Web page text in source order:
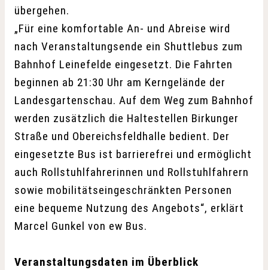
übergehen.
„Für eine komfortable An- und Abreise wird
nach Veranstaltungsende ein Shuttlebus zum
Bahnhof Leinefelde eingesetzt. Die Fahrten
beginnen ab 21:30 Uhr am Kerngelände der
Landesgartenschau. Auf dem Weg zum Bahnhof
werden zusätzlich die Haltestellen Birkunger
Straße und Obereichsfeldhalle bedient. Der
eingesetzte Bus ist barrierefrei und ermöglicht
auch Rollstuhlfahrerinnen und Rollstuhlfahrern
sowie mobilitätseingeschränkten Personen
eine bequeme Nutzung des Angebots“, erklärt
Marcel Gunkel von ew Bus.
Veranstaltungsdaten im Überblick